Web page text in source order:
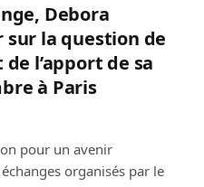
Debora
sur la question de
de l’apport de sa
à Paris
pour un avenir
organisés par le